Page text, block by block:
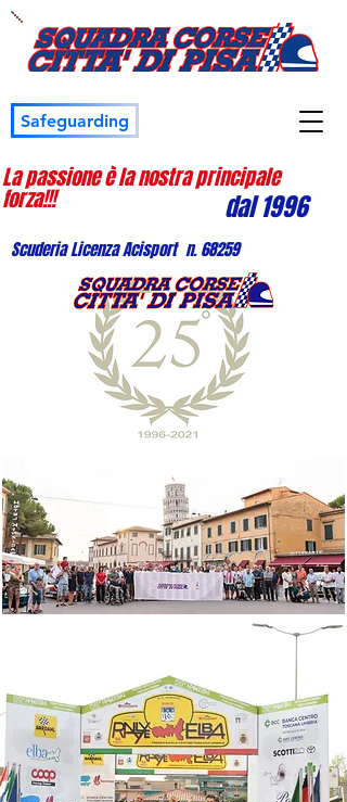
Safeguarding
La passione è la nostra principale
forza!!! dal 1996
Scuderia Licenza Acisport n. 68259